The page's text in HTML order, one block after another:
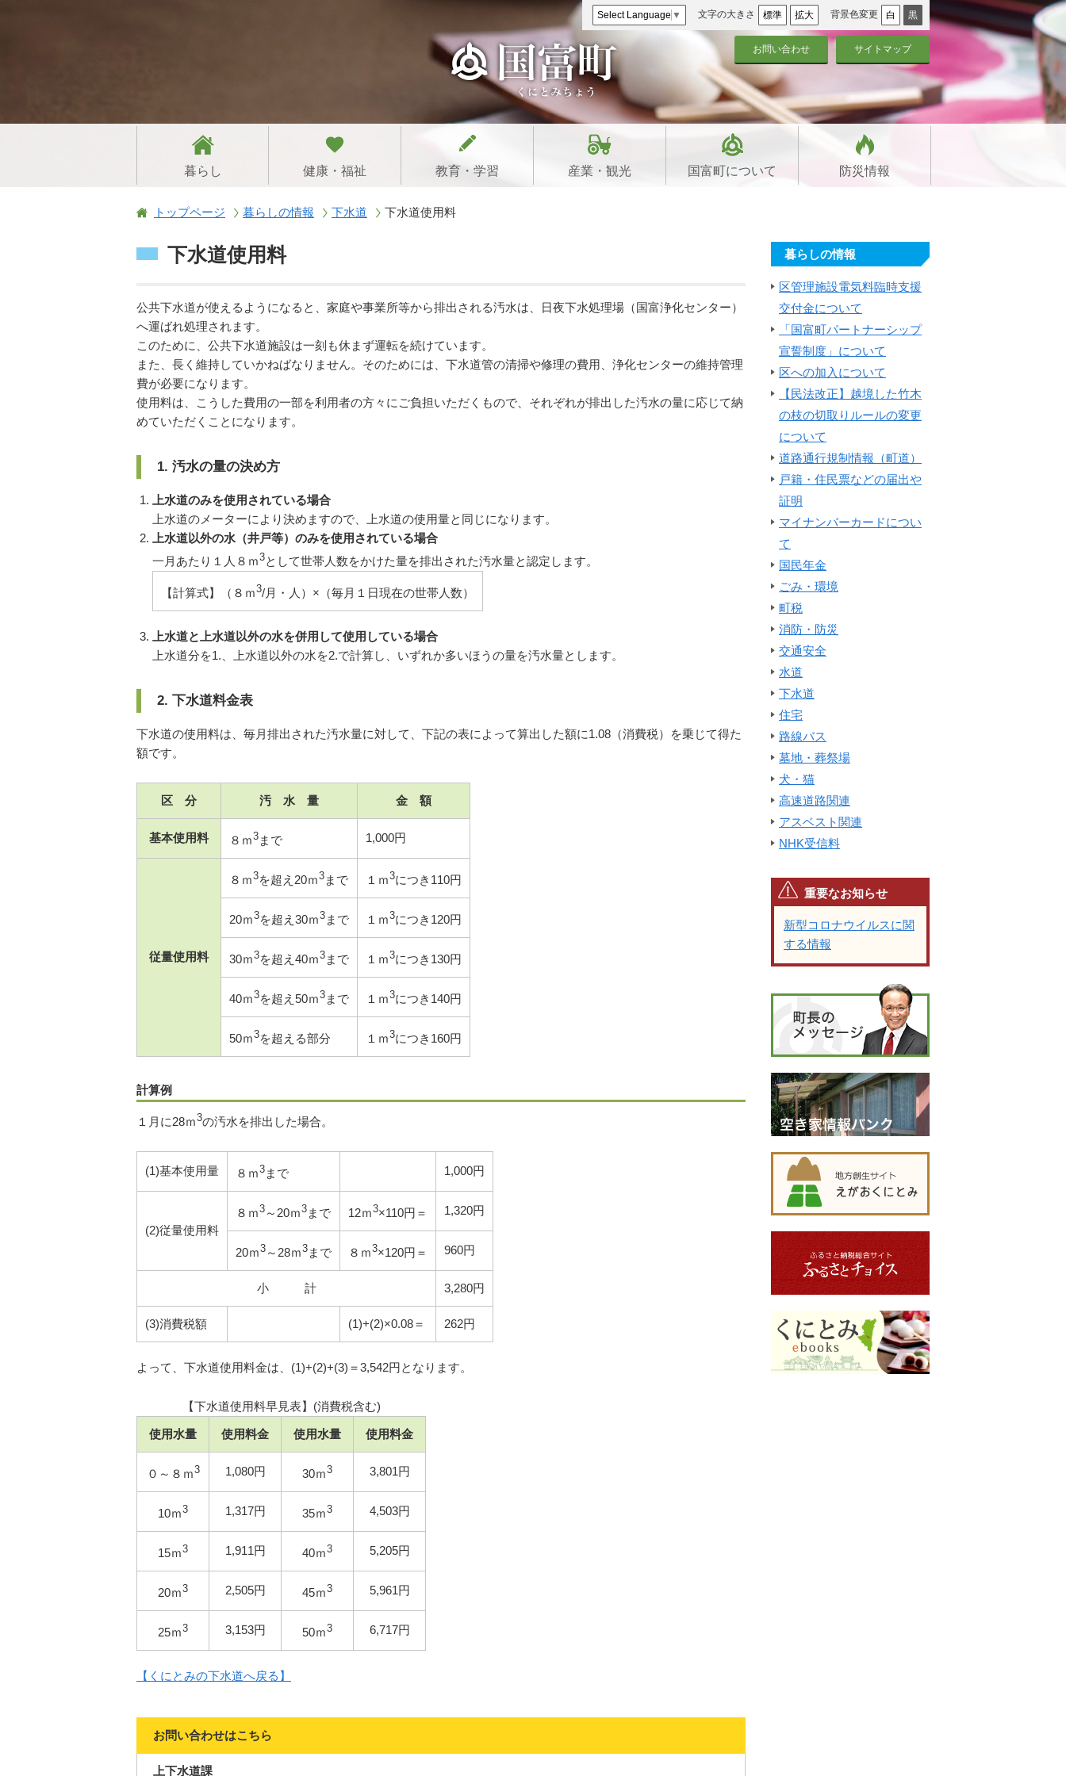
Select Language ▼ 文字の大きさ 標準 拡大 背景色変更 白 黒
お問い合わせ サイトマップ
暮らし 健康・福祉 教育・学習 産業・観光 国富町について 防災情報
トップページ 暮らしの情報 下水道 下水道使用料
下水道使用料
公共下水道が使えるようになると、家庭や事業所等から排出される汚水は、日夜下水処理場（国富浄化センター）
へ運ばれ処理されます。
このために、公共下水道施設は一刻も休まず運転を続けています。
また、長く維持していかねばなりません。そのためには、下水道管の清掃や修理の費用、浄化センターの維持管理
費が必要になります。
使用料は、こうした費用の一部を利用者の方々にご負担いただくもので、それぞれが排出した汚水の量に応じて納
めていただくことになります。
1. 汚水の量の決め方
上水道のみを使用されている場合
上水道のメーターにより決めますので、上水道の使用量と同じになります。
上水道以外の水（井戸等）のみを使用されている場合
一月あたり１人８ｍ3として世帯人数をかけた量を排出された汚水量と認定します。
【計算式】（８ｍ3/月・人）×（毎月１日現在の世帯人数）
上水道と上水道以外の水を併用して使用している場合
上水道分を1.、上水道以外の水を2.で計算し、いずれか多いほうの量を汚水量とします。
2. 下水道料金表
下水道の使用料は、毎月排出された汚水量に対して、下記の表によって算出した額に1.08（消費税）を乗じて得た
額です。
区 分 汚 水 量 金 額
基本使用料 ８ｍ3 まで 1,000円
従量使用料
８ｍ3を超え20ｍ3 まで １ｍ3につき110円
20ｍ3を超え30ｍ3 まで １ｍ3につき120円
30ｍ3を超え40ｍ3 まで １ｍ3につき130円
40ｍ3を超え50ｍ3 まで １ｍ3につき140円
50ｍ3を超える部分 １ｍ3につき160円
計算例
１月に28ｍ3の汚水を排出した場合。
(1)基本使用量 ８ｍ3 まで 1,000円
(2)従量使用料
８ｍ3 ～20ｍ3 まで 12ｍ3×110円＝ 1,320円
20ｍ3 ～28ｍ3 まで ８ｍ3×120円＝ 960円
小 計 3,280円
(3)消費税額 (1)+(2)×0.08＝ 262円
よって、下水道使用料金は、(1)+(2)+(3)＝3,542円となります。
【下水道使用料早見表】(消費税含む)
使用水量 使用料金 使用水量 使用料金
０～８ｍ3 1,080円 30ｍ3 3,801円
10ｍ3 1,317円 35ｍ3 4,503円
15ｍ3 1,911円 40ｍ3 5,205円
20ｍ3 2,505円 45ｍ3 5,961円
25ｍ3 3,153円 50ｍ3 6,717円
【くにとみの下水道へ戻る】
お問い合わせはこちら
上下水道課
暮らしの情報
区管理施設電気料臨時支援
交付金について
「国富町パートナーシップ
宣誓制度」について
区への加入について
【民法改正】越境した竹木
の枝の切取りルールの変更
について
道路通行規制情報（町道）
戸籍・住民票などの届出や
証明
マイナンバーカードについ
て
国民年金
ごみ・環境
町税
消防・防災
交通安全
水道
下水道
住宅
路線バス
墓地・葬祭場
犬・猫
高速道路関連
アスベスト関連
NHK受信料
重要なお知らせ
新型コロナウイルスに関
する情報